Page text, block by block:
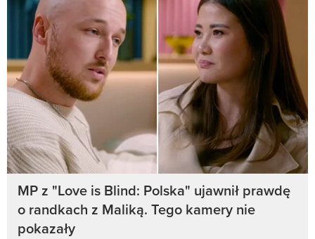
MP z "Love is Blind: Polska" ujawnił prawdę
o randkach z Maliką. Tego kamery nie
pokazały